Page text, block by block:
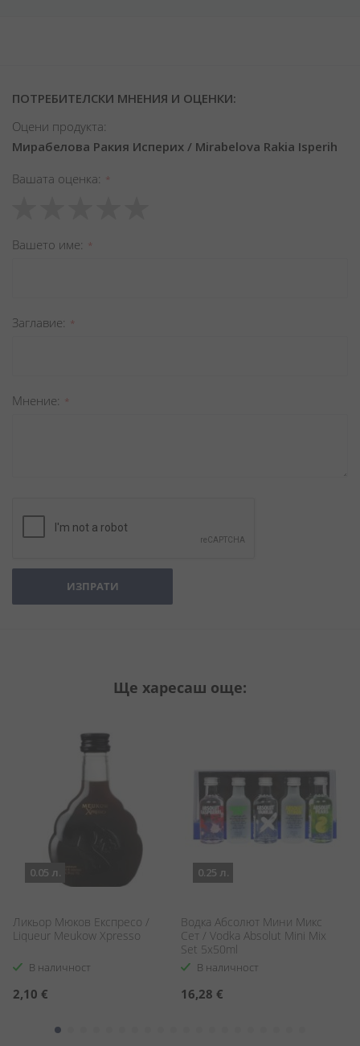
ПОТРЕБИТЕЛСКИ МНЕНИЯ И ОЦЕНКИ:
Оцени продукта:
Мирабелова Ракия Исперих / Mirabelova Rakia Isperih
Вашата оценка
star
stars
stars
stars
stars
Вашето име
Заглавиe
Мнение
ИЗПРАТИ
Ще харесаш още:
0.05 л.
Ликьор Мюков Експресо /
Liqueur Meukow Xpresso
В наличност
2,10 €
0.25 л.
Водка Абсолют Мини Микс
Сет / Vodka Absolut Mini Mix
Set 5x50ml
В наличност
16,28 €